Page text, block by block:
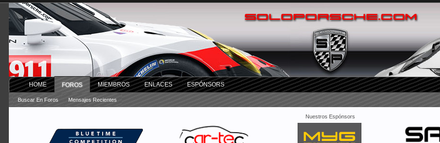
Nuestros Espónsors
HOME FOROS
Buscar En Foros Mensajes Recientes
MIEMBROS ENLACES ESPÓNSORS